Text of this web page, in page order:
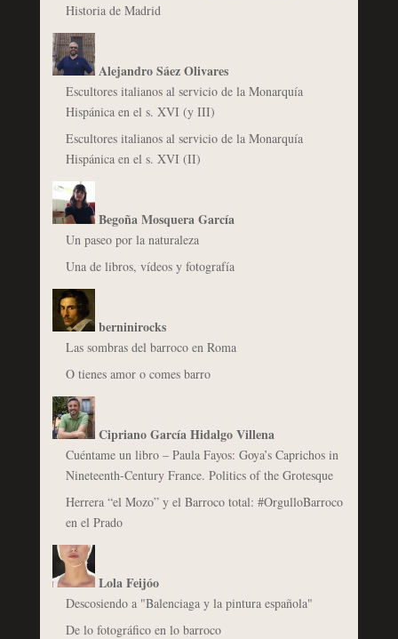
Historia de Madrid
Alejandro Sáez Olivares
Escultores italianos al servicio de la Monarquía
Hispánica en el s. XVI (y III)
Escultores italianos al servicio de la Monarquía
Hispánica en el s. XVI (II)
Begoña Mosquera García
Un paseo por la naturaleza
Una de libros, vídeos y fotografía
berninirocks
Las sombras del barroco en Roma
O tienes amor o comes barro
Cipriano García Hidalgo Villena
Cuéntame un libro – Paula Fayos: Goya’s Caprichos in
Nineteenth-Century France. Politics of the Grotesque
Herrera “el Mozo” y el Barroco total: #OrgulloBarroco
en el Prado
Lola Feijóo
Descosiendo a "Balenciaga y la pintura española"
De lo fotográfico en lo barroco